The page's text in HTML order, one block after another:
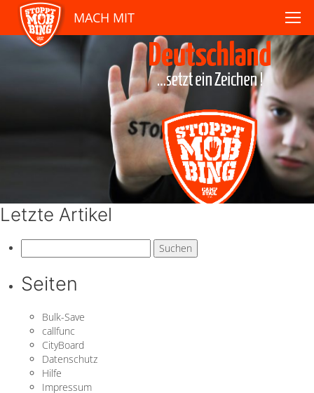
MACH MIT
Letzte Artikel
nach:
Seiten
Bulk-Save
callfunc
CityBoard
Datenschutz
Hilfe
Impressum